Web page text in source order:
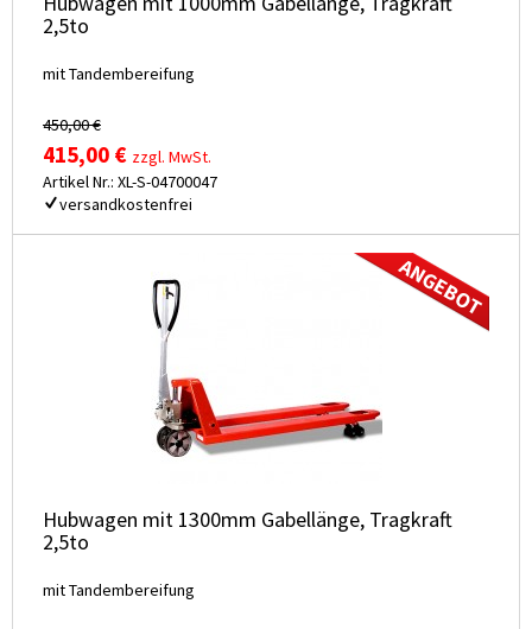
2,5to
mit Tandembereifung
450,00 €
415,00 € zzgl. MwSt.
Artikel Nr.: XL-S-04700047
versandkostenfrei
Hubwagen mit 1300mm Gabellänge, Tragkraft
2,5to
mit Tandembereifung